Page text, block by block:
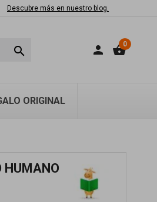
Descubre más en nuestro blog.
 person shopping_basket0
ORIGINAL
HUMANO